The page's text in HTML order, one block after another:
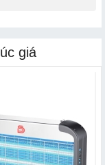
giá